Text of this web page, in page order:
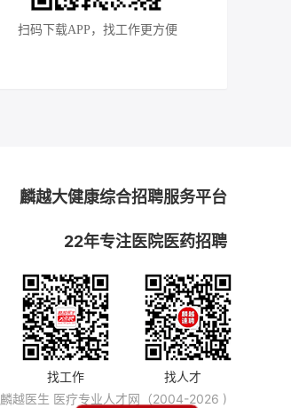
扫码下载APP，找工作更方便
麟越大健康综合招聘服务平台
22年专注医院医药招聘
找人才
找工作
麟越医生 医疗专业人才网（2004-2026 )